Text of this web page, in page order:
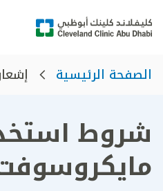
الصفحة الرئيسية
شروط